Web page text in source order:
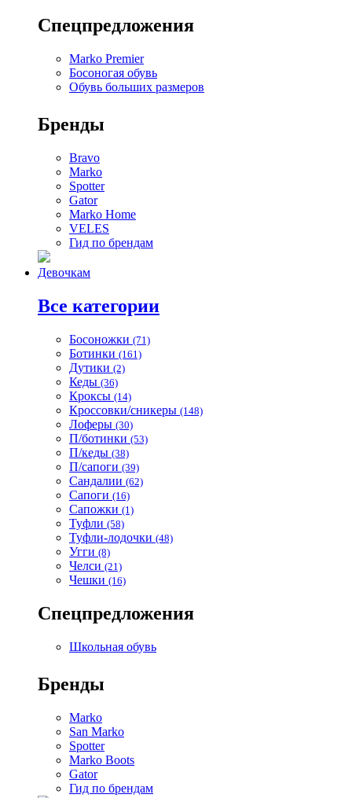
Спецпредложения
Marko Premier
Босоногая обувь
Обувь больших размеров
Бренды
Bravo
Marko
Spotter
Gator
Marko Home
VELES
Гид по брендам
Девочкам
Все категории
Босоножки (71)
Ботинки (161)
Дутики (2)
Кеды (36)
Кроксы (14)
Кроссовки/сникеры (148)
Лоферы (30)
П/ботинки (53)
П/кеды (38)
П/сапоги (39)
Сандалии (62)
Сапоги (16)
Сапожки (1)
Туфли (58)
Туфли-лодочки (48)
Угги (8)
Челси (21)
Чешки (16)
Спецпредложения
Школьная обувь
Бренды
Marko
San Marko
Spotter
Marko Boots
Gator
Гид по брендам